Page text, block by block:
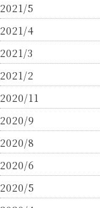
2021/5
2021/4
2021/3
2021/2
2020/11
2020/9
2020/8
2020/6
2020/5